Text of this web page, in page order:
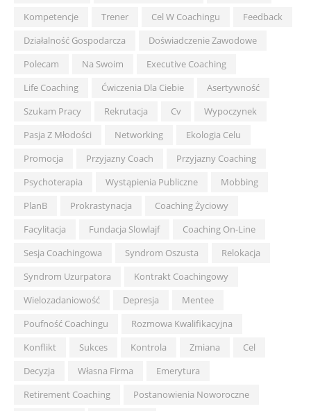
Kompetencje
Trener Cel W Coachingu
Feedback
Działalność Gospodarcza
Doświadczenie Zawodowe
Polecam
Na Swoim
Executive Coaching
Life Coaching
Ćwiczenia Dla Ciebie
Asertywność
Szukam Pracy
Rekrutacja Cv
Wypoczynek
Pasja Z Młodości
Networking
Ekologia Celu
Promocja
Przyjazny Coach
Przyjazny Coaching
Psychoterapia
Wystąpienia Publiczne
Mobbing
PlanB
Prokrastynacja
Coaching Życiowy
Facylitacja
Fundacja Slowlajf
Coaching On-Line
Sesja Coachingowa
Syndrom Oszusta
Relokacja
Syndrom Uzurpatora
Kontrakt Coachingowy
Wielozadaniowość
Depresja
Mentee
Poufność Coachingu
Rozmowa Kwalifikacyjna
Konflikt
Sukces Kontrola Zmiana
Cel
Decyzja
Własna Firma
Emerytura
Retirement Coaching
Postanowienia Noworoczne